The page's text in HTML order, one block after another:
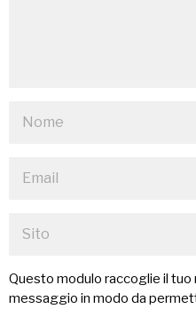
Questo modulo raccoglie il tuo
messaggio in modo da